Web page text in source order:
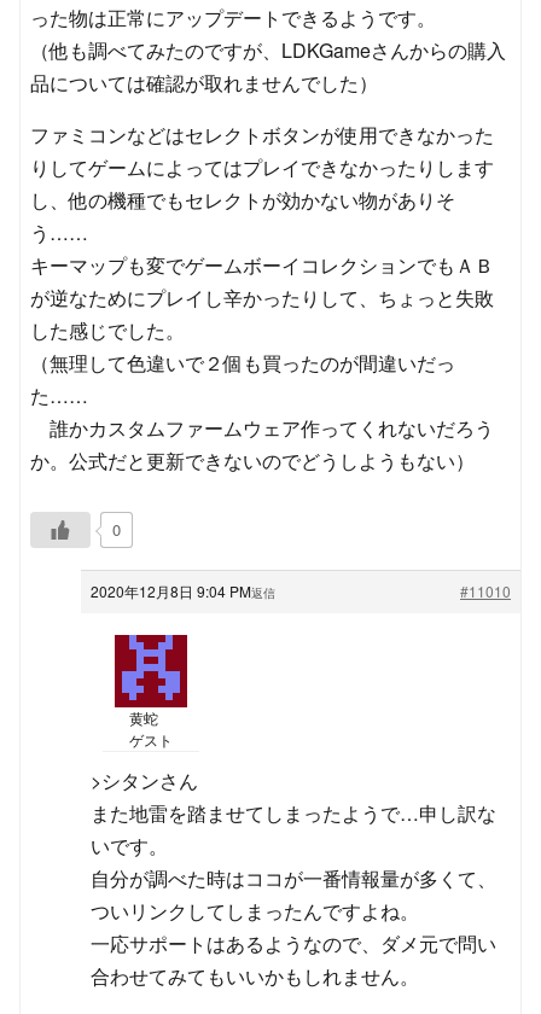
った物は正常にアップデートできるようです。
（他も調べてみたのですが、LDKGameさんからの購入
品については確認が取れませんでした）
ファミコンなどはセレクトボタンが使用できなかった
りしてゲームによってはプレイできなかったりします
し、他の機種でもセレクトが効かない物がありそ
う……
キーマップも変でゲームボーイコレクションでもＡＢ
が逆なためにプレイし辛かったりして、ちょっと失敗
した感じでした。
（無理して色違いで２個も買ったのが間違いだっ
た……
誰かカスタムファームウェア作ってくれないだろう
か。公式だと更新できないのでどうしようもない）
0
2020年12月8日 9:04 PM #11010
返信
黄蛇
ゲスト
>シタンさん
また地雷を踏ませてしまったようで…申し訳な
いです。
自分が調べた時はココが一番情報量が多くて、
ついリンクしてしまったんですよね。
一応サポートはあるようなので、ダメ元で問い
合わせてみてもいいかもしれません。